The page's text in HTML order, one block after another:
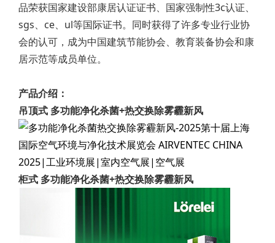
品荣获国家建设部康居认证证书、国家强制性3c认证、
sgs、ce、ul等国际证书。同时获得了许多专业行业协
会的认可，成为中国建筑节能协会、教育装备协会和康
居示范等成员单位。
产品介绍：
吊顶式 多功能净化杀菌+热交换除雾霾新风
柜式 多功能净化杀菌+热交换除雾霾新风